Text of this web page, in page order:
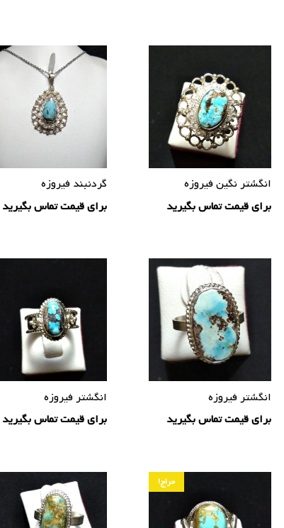
انگشتر نگین فیروزه
برای قیمت تماس بگیرید
گردنبند فیروزه
برای قیمت تماس بگیرید
انگشتر فیروزه
برای قیمت تماس بگیرید
انگشتر فیروزه
برای قیمت تماس بگیرید
حراج!